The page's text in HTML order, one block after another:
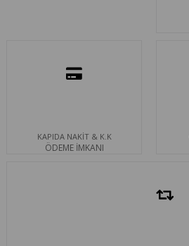
KAPIDA NAKİT & K.K
ÖDEME İMKANI